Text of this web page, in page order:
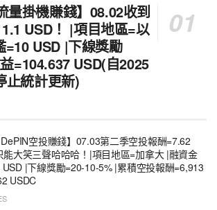
量掛機賺錢】08.02收到
USD！ |項目地區=以
USD |下線獎勵
=104.637 USD(自2025
止統計更新)
DePIN空投賺錢】07.03第二季空投報酬=7.62
能大笑三聲哈哈哈！|項目地區=加拿大 |融資金
|下線獎勵=20-10-5% |累積空投報酬=6,913
USDC